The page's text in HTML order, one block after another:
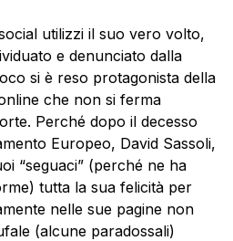
utilizzi il suo vero volto,
e denunciato dalla
si è reso protagonista della
che non si ferma
Perché dopo il decesso
Europeo, David Sassoli,
“seguaci” (perché ne ha
tutta la sua felicità per
nelle sue pagine non
(alcune paradossali)